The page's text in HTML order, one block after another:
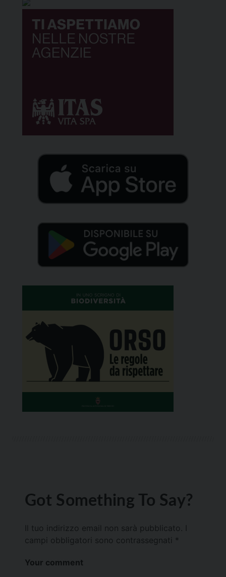
Got Something To Say?
Il tuo indirizzo email non sarà pubblicato.
campi obbligatori sono contrassegnati *
Your comment